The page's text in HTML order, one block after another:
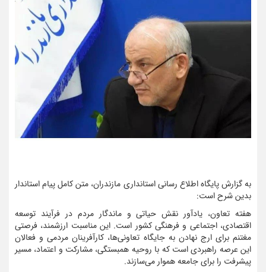
به گزارش پایگاه اطلاع رسانی استانداری مازندران، متن کامل پیام استاندار
بدین شرح است:
هفته تعاون، یادآور نقش حیاتی و ماندگار مردم در فرآیند توسعه
اقتصادی، اجتماعی و فرهنگی کشور است. این مناسبت ارزشمند، فرصتی
مغتنم برای ارج نهادن به جایگاه تعاونی‌ها، کارآفرینان مردمی و فعالان
این عرصه راهبردی است که با روحیه همبستگی، مشارکت و اعتماد، مسیر
پیشرفت را برای جامعه هموار می‌سازند.